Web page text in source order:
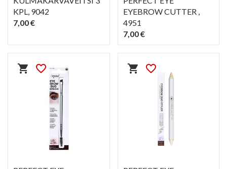
KPL, 9042
7,00 €
EYEBROW CUTTER ,
4951
7,00 €
shopping_cart favorite_border shopping_cart favorite_border